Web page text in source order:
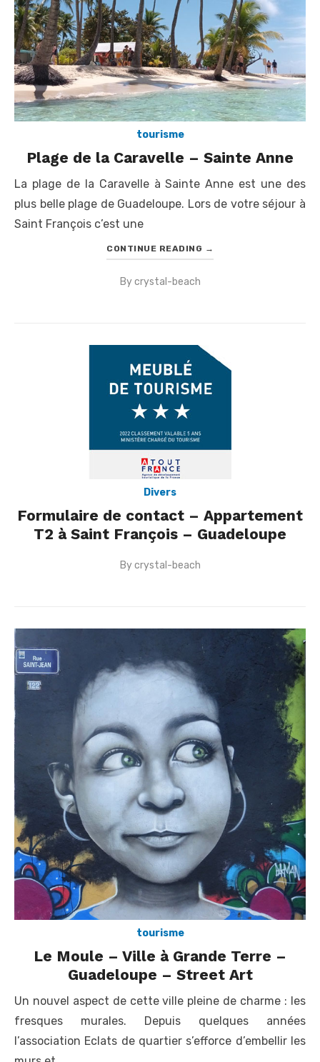
tourisme
Plage de la Caravelle – Sainte Anne
La plage de la Caravelle à Sainte Anne est une des
plus belle plage de Guadeloupe. Lors de votre séjour à
Saint François c’est une
CONTINUE READING →
Bycrystal-beach
Divers
Formulaire de contact – Appartement
T2 à Saint François – Guadeloupe
Bycrystal-beach
tourisme
Le Moule – Ville à Grande Terre –
Guadeloupe – Street Art
Un nouvel aspect de cette ville pleine de charme : les
fresques murales. Depuis quelques années
l’association Eclats de quartier s’efforce d’embellir les